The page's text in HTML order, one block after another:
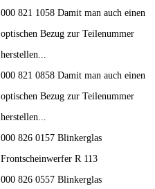
000 821 1058 Damit man auch einen
optischen Bezug zur Teilenummer
herstellen...
000 821 0858 Damit man auch einen
optischen Bezug zur Teilenummer
herstellen...
000 826 0157 Blinkerglas
Frontscheinwerfer R 113
000 826 0557 Blinkerglas